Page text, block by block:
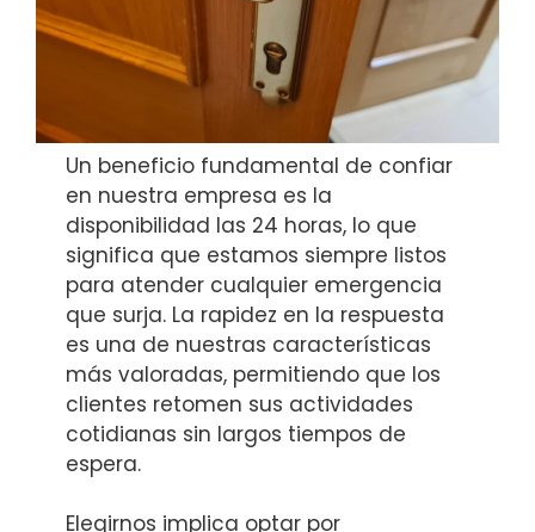
Un beneficio fundamental de confiar
en nuestra empresa es la
disponibilidad las 24 horas, lo que
significa que estamos siempre listos
para atender cualquier emergencia
que surja. La rapidez en la respuesta
es una de nuestras características
más valoradas, permitiendo que los
clientes retomen sus actividades
cotidianas sin largos tiempos de
espera.
Elegirnos implica optar por